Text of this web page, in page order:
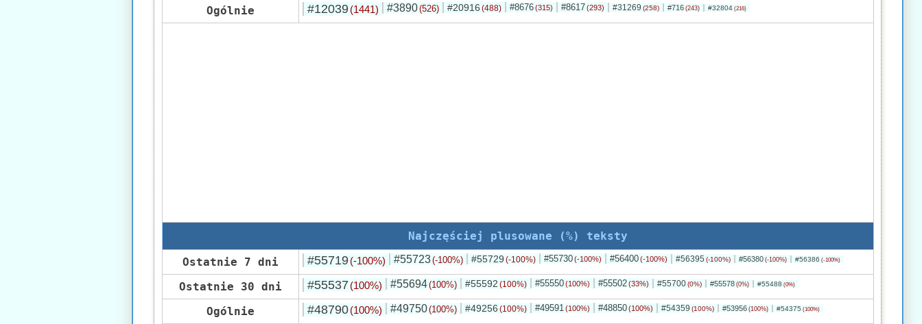
Ogólnie #12039 (1441) #3890(526) #20916 (488) #8676 (315) #8617 (293) #31269 (258) #716 (243) #32804 (216)
Najczęściej plusowane (%) teksty
Ostatnie 7 dni
#55719 (-100%) #55723(-100%) #55729 (-100%) #55730 (-100%) #56400 (-100%) #56395 (-100%) #56380 (-100%) #56386 (-100%)
Ostatnie 30 dni #55537 (100%) #55694(100%) #55592 (100%) #55550 (100%) #55502 (33%) #55700 (0%) #55578 (0%) #55488 (0%)
Ogólnie #48790 (100%) #49750(100%) #49256 (100%) #49591 (100%) #48850 (100%) #54359 (100%) #53956 (100%) #54375 (100%)